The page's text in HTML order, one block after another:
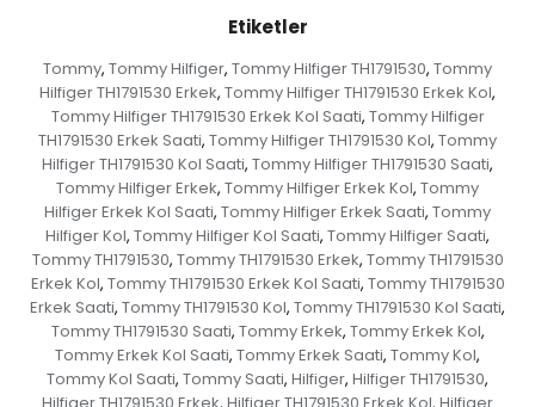
Etiketler
Tommy, Tommy Hilfiger, Tommy Hilfiger TH1791530, Tommy
Hilfiger TH1791530 Erkek, Tommy Hilfiger TH1791530 Erkek Kol,
Tommy Hilfiger TH1791530 Erkek Kol Saati, Tommy Hilfiger
TH1791530 Erkek Saati, Tommy Hilfiger TH1791530 Kol, Tommy
Hilfiger TH1791530 Kol Saati, Tommy Hilfiger TH1791530 Saati,
Tommy Hilfiger Erkek, Tommy Hilfiger Erkek Kol, Tommy
Hilfiger Erkek Kol Saati, Tommy Hilfiger Erkek Saati, Tommy
Hilfiger Kol, Tommy Hilfiger Kol Saati, Tommy Hilfiger Saati,
Tommy TH1791530, Tommy TH1791530 Erkek, Tommy TH1791530
Erkek Kol, Tommy TH1791530 Erkek Kol Saati, Tommy TH1791530
Erkek Saati, Tommy TH1791530 Kol, Tommy TH1791530 Kol Saati,
Tommy TH1791530 Saati, Tommy Erkek, Tommy Erkek Kol,
Tommy Erkek Kol Saati, Tommy Erkek Saati, Tommy Kol,
Tommy Kol Saati, Tommy Saati, Hilfiger, Hilfiger TH1791530,